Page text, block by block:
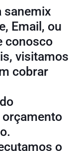
sanemix
Email, ou
conosco
visitamos
cobrar
o